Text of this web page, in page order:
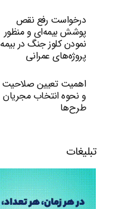
درخواست رفع نقص
پوشش بیمه‌ای و منظور
نمودن کلوز جنگ در بیمه
پروژه‌های عمرانی
اهمیت تعیین صلاحیت
و نحوه انتخاب مجریان
طرح‌ها
تبلیغات